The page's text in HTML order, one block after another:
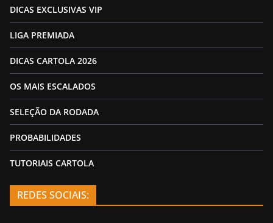
DICAS EXCLUSIVAS VIP
LIGA PREMIADA
DICAS CARTOLA 2026
OS MAIS ESCALADOS
SELEÇÃO DA RODADA
PROBABILIDADES
TUTORIAIS CARTOLA
REDES SOCIAIS: